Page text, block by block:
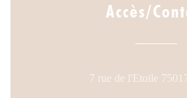
Accès/
7 rue de l'Etoile